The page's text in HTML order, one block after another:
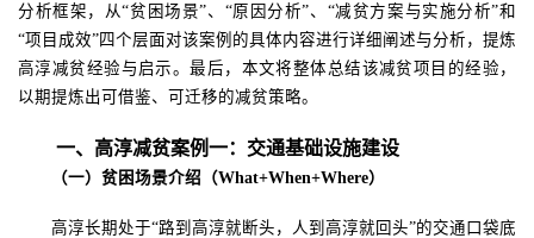
分析框架，从“贫困场景”、“原因分析”、“减贫方案与实施分析”和
“项目成效”四个层面对该案例的具体内容进行详细阐述与分析 ，提炼
高淳减贫经验与启示。最后，本文将整体 总结该减贫项目的经验，
以期提炼出可借鉴、可迁移的减贫策略。
一、高淳减贫案例一：交通基础设施建设
（一）贫困场景介绍（What+When+Where）
高淳长期处于“路到高淳就断头，人到高淳就回头”的交通口袋底